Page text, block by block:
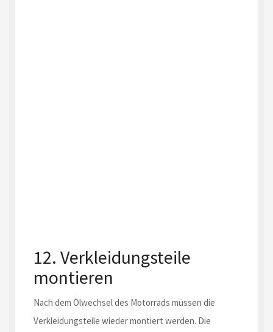
12. Verkleidungsteile
montieren
Nach dem Ölwechsel des Motorrads müssen die
Verkleidungsteile wieder montiert werden. Die